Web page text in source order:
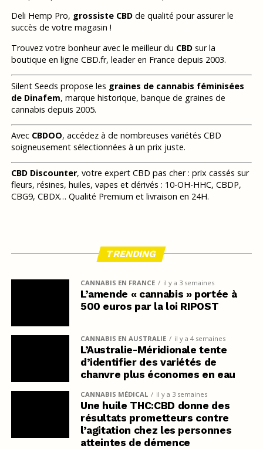
Deli Hemp Pro, grossiste CBDde qualité pour assurer le
succès de votre magasin !
Trouvez votre bonheur avec le meilleur du CBDsur la
boutique en ligne CBD.fr, leader en France depuis 2003.
Silent Seeds propose les graines de cannabis féminisées
de Dinafem, marque historique, banque de graines de
cannabis depuis 2005.
Avec CBDOO, accédez à de nombreuses variétés CBD
soigneusement sélectionnées à un prix juste.
CBD Discounter, votre expert CBD pas cher : prix cassés sur
fleurs, résines, huiles, vapes et dérivés : 10-OH-HHC, CBDP,
CBG9, CBDX… Qualité Premium et livraison en 24H.
TRENDING
CANNABIS EN FRANCE il y a 3 semaines
L’amende « cannabis » portée à
500 euros par la loi RIPOST
CANNABIS EN AUSTRALIE il y a 4 semaines
L’Australie-Méridionale tente
d’identifier des variétés de
chanvre plus économes en eau
CANNABIS MÉDICAL il y a 3 semaines
Une huile THC:CBD donne des
résultats prometteurs contre
l’agitation chez les personnes
atteintes de démence